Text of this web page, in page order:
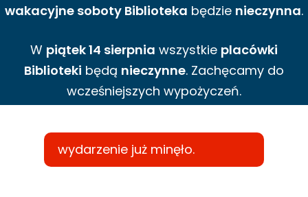
wakacyjne soboty Biblioteka będzie nieczynna.
W piątek 14 sierpnia wszystkie placówki
Biblioteki będą nieczynne. Zachęcamy do
wcześniejszych wypożyczeń.
wydarzenie już minęło.